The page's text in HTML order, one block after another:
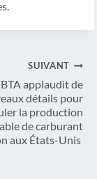
SUIVANT
applaudit de
détails pour
la production
de carburant
aux États-Unis